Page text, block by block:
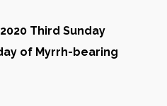
Third Sunday
of Myrrh-bearing